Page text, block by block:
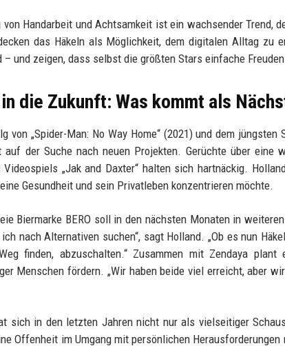
von Handarbeit und Achtsamkeit ist ein wachsender Trend,
das Häkeln als Möglichkeit, dem digitalen Alltag zu
– und zeigen, dass selbst die größten Stars einfache
die Zukunft: Was kommt als
von „Spider-Man: No Way Home“ (2021) und dem
auf der Suche nach neuen Projekten. Gerüchte über eine
Videospiels „Jak and Daxter“ halten sich hartnäckig.
Gesundheit und sein Privatleben konzentrieren möchte.
Biermarke BERO soll in den nächsten Monaten in
nach Alternativen suchen“, sagt Holland. „Ob es nun
finden, abzuschalten.“ Zusammen mit Zendaya
Menschen fördern. „Wir haben beide viel erreicht, aber
sich in den letzten Jahren nicht nur als vielseitiger
Offenheit im Umgang mit persönlichen